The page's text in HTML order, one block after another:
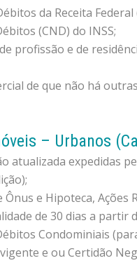
da Receita Federal
(CND) do INSS;
de profissão e de
de que não há
– Urbanos
atualizada expedidas
e Hipoteca, Ações
de 30 dias a partir
Condominiais
e ou Certidão